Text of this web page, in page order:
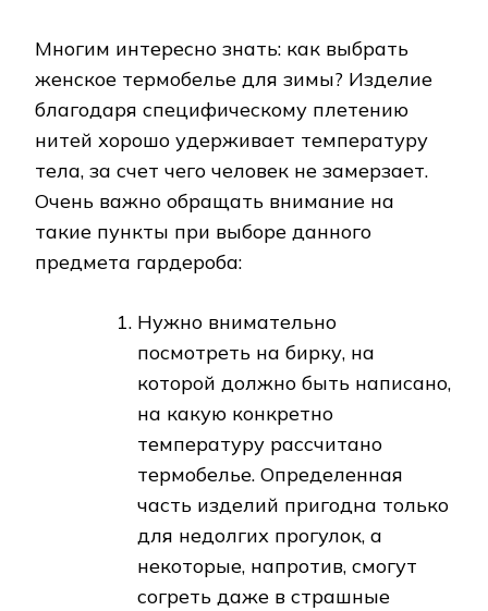
Многим интересно знать: как выбрать
женское термобелье для зимы? Изделие
благодаря специфическому плетению
нитей хорошо удерживает температуру
тела, за счет чего человек не замерзает.
Очень важно обращать внимание на
такие пункты при выборе данного
предмета гардероба:
Нужно внимательно
посмотреть на бирку, на
которой должно быть написано,
на какую конкретно
температуру рассчитано
термобелье. Определенная
часть изделий пригодна только
для недолгих прогулок, а
некоторые, напротив, смогут
согреть даже в страшные